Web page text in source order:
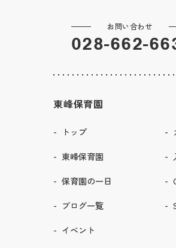
お問い合わせ
028-662-
東峰保育園
トップ
東峰保育園
保育園の一日
ブログ一覧
イベント